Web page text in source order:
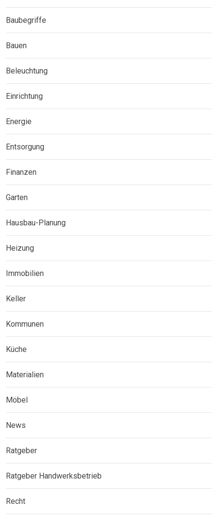
Baubegriffe
Bauen
Beleuchtung
Einrichtung
Energie
Entsorgung
Finanzen
Garten
Hausbau-Planung
Heizung
Immobilien
Keller
Kommunen
Küche
Materialien
Möbel
News
Ratgeber
Ratgeber Handwerksbetrieb
Recht